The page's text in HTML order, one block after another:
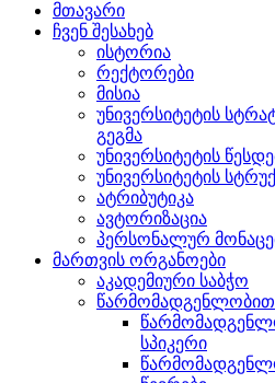
მთავარი
ჩვენ შესახებ
ისტორია
რექტორები
მისია
უნივერსიტეტის
გეგმა
უნივერსიტეტის
უნივერსიტეტის
ატრიბუტიკა
ავტორიზაცია
პერსონალურ
მართვის ორგანოები
აკადემიური საბჭო
სპიკერი